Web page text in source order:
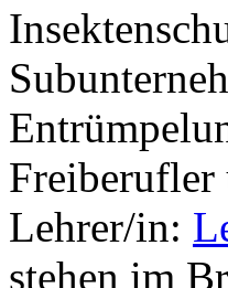
Freiberufler
Lehrer/in:
stehen im